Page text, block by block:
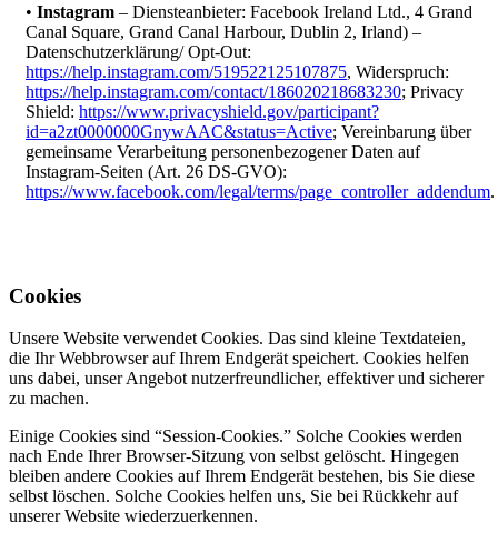
• Instagram – Diensteanbieter: Facebook Ireland Ltd., 4 Grand
Canal Square, Grand Canal Harbour, Dublin 2, Irland) –
Datenschutzerklärung/ Opt-Out:
https://help.instagram.com/519522125107875, Widerspruch:
https://help.instagram.com/contact/186020218683230; Privacy
Shield: https://www.privacyshield.gov/participant?
id=a2zt0000000GnywAAC&status=Active; Vereinbarung über
gemeinsame Verarbeitung personenbezogener Daten auf
Instagram-Seiten (Art. 26 DS-GVO):
https://www.facebook.com/legal/terms/page_controller_addendum.
Cookies
Unsere Website verwendet Cookies. Das sind kleine Textdateien,
die Ihr Webbrowser auf Ihrem Endgerät speichert. Cookies helfen
uns dabei, unser Angebot nutzerfreundlicher, effektiver und sicherer
zu machen.
Einige Cookies sind “Session-Cookies.” Solche Cookies werden
nach Ende Ihrer Browser-Sitzung von selbst gelöscht. Hingegen
bleiben andere Cookies auf Ihrem Endgerät bestehen, bis Sie diese
selbst löschen. Solche Cookies helfen uns, Sie bei Rückkehr auf
unserer Website wiederzuerkennen.